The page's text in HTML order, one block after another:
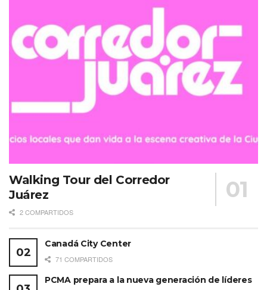
Walking Tour del Corredor
Juárez
2 COMPARTIDOS
Canadá City Center
71 COMPARTIDOS
PCMA prepara a la nueva generación de líderes